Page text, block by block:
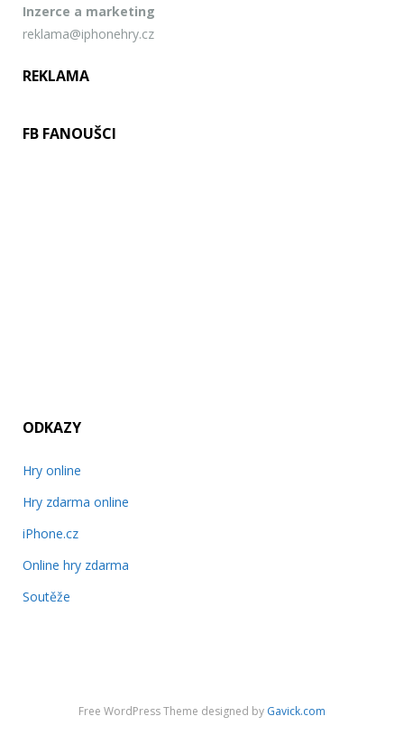
Inzerce a marketing
reklama@iphonehry.cz
REKLAMA
FB FANOUŠCI
ODKAZY
Hry online
Hry zdarma online
iPhone.cz
Online hry zdarma
Soutěže
Free WordPress Theme designed by Gavick.com